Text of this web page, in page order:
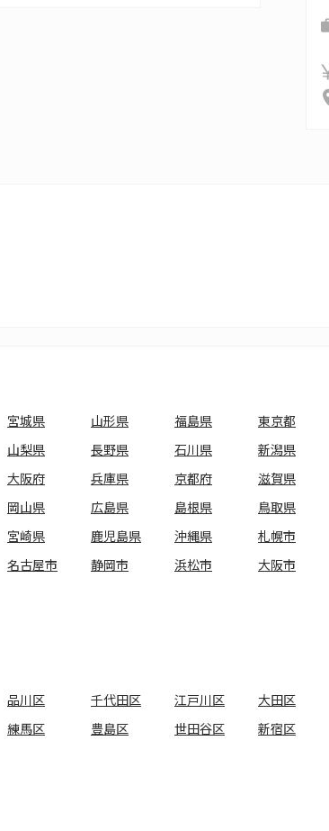
宮城県 山形県 福島県 東京都
山梨県 長野県 石川県 新潟県
大阪府 兵庫県 京都府 滋賀県
岡山県 広島県 島根県 鳥取県
宮崎県 鹿児島県 沖縄県 札幌市
名古屋市 静岡市 浜松市 大阪市
品川区 千代田区 江戸川区 大田区
練馬区 豊島区 世田谷区 新宿区